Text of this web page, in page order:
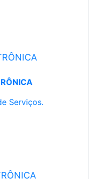
Serviços.